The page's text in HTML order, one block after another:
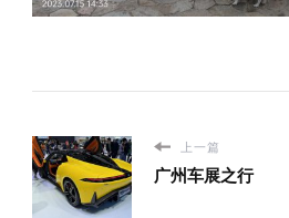
上一篇
广州车展之行